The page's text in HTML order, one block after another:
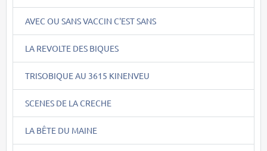
AVEC OU SANS VACCIN C'EST SANS
LA REVOLTE DES BIQUES
TRISOBIQUE AU 3615 KINENVEU
SCENES DE LA CRECHE
LA BÊTE DU MAINE